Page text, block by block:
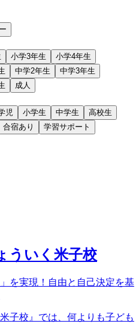
小学3年生
小学4年生
中学2年生
中学3年生
成人
児 小学生 中学生
高校生
合宿あり
学習サポート
ういく米子校
を実現！自由と自己決定を基
子校』では、何よりも子ども